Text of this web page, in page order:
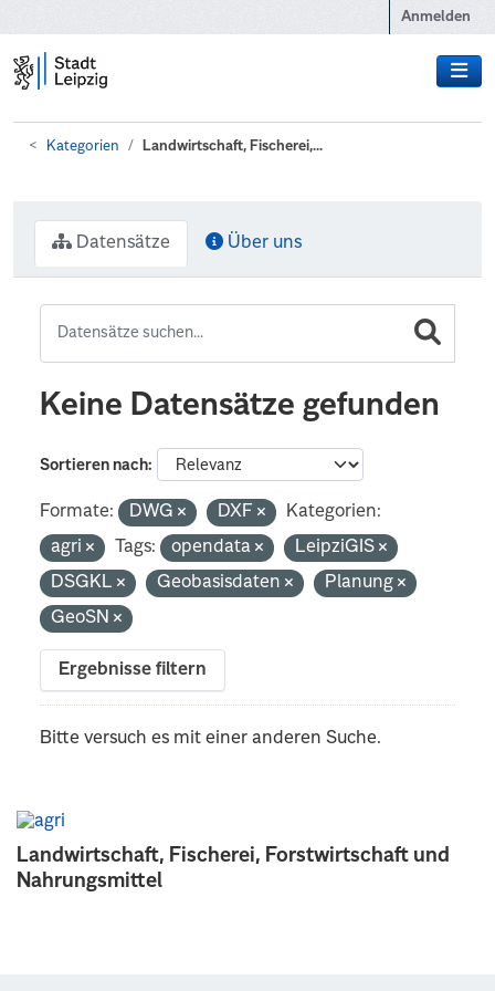
Anmelden
Kategorien Landwirtschaft, Fischerei,...
Landwirtschaft, Fischerei, Forstwirtschaft und
Nahrungsmittel
Datensätze Über uns
Keine Datensätze gefunden
Sortieren nach
Formate: DWG DXF
Kategorien:
agri
Tags: opendata
LeipziGIS
DSGKL
Geobasisdaten
Planung
GeoSN
Ergebnisse filtern
Bitte versuch es mit einer anderen Suche.